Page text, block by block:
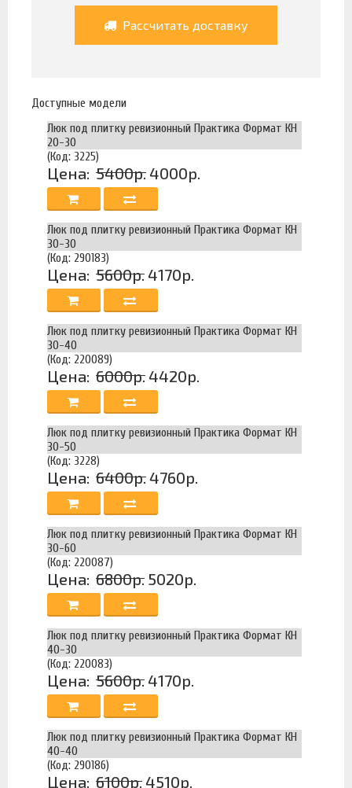
Рассчитать доставку
Доступные модели
Люк под плитку ревизионный Практика Формат КН
20-30
(Код: 3225)
Цена: 5400р. 4000р.
Люк под плитку ревизионный Практика Формат КН
30-30
(Код: 290183)
Цена: 5600р. 4170р.
Люк под плитку ревизионный Практика Формат КН
30-40
(Код: 220089)
Цена: 6000р. 4420р.
Люк под плитку ревизионный Практика Формат КН
30-50
(Код: 3228)
Цена: 6400р. 4760р.
Люк под плитку ревизионный Практика Формат КН
30-60
(Код: 220087)
Цена: 6800р. 5020р.
Люк под плитку ревизионный Практика Формат КН
40-30
(Код: 220083)
Цена: 5600р. 4170р.
Люк под плитку ревизионный Практика Формат КН
40-40
(Код: 290186)
Цена: 6100р. 4510р.